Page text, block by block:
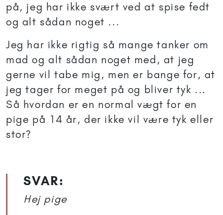
på, jeg har ikke svært ved at spise fedt
og alt sådan noget ...
Jeg har ikke rigtig så mange tanker om
mad og alt sådan noget med, at jeg
gerne vil tabe mig, men er bange for, at
jeg tager for meget på og bliver tyk ...
Så hvordan er en normal vægt for en
pige på 14 år, der ikke vil være tyk eller
stor?
SVAR:
Hej pige